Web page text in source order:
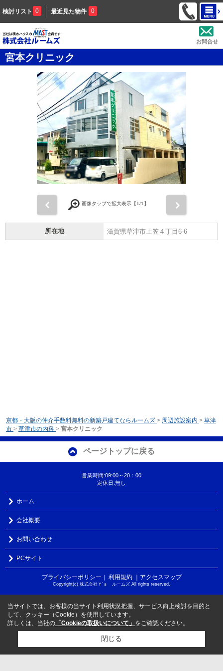
検討リスト 0 最近見た物件 0
お問合せ
宮本クリニック
画像タップで拡大表示【1/1】
所在地 滋賀県草津市上笠４丁目6-6
京都・大阪の仲介手数料無料の新築戸建てならルームズ > 周辺施設案内 > 草津
市 > 草津市の内科 > 宮本クリニック
ページトップに戻る
営業時間:09:00～20：00
定休日:無し
ホーム
会社概要
お問い合わせ
PCサイト
プライバシーポリシー ｜ 利用規約 ｜アクセスマップ
Copyright(c) 株式会社Ｙ‘ｓ ルームズ All rights reserved.
当サイトでは、お客様の当サイト利用状況把握、サービス向上検討を目的と
して、クッキー（Cookie）を使用しています。
詳しくは、当社の 「Cookieの取扱いについて」 をご確認ください。
閉じる